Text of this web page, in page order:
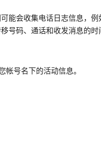
能会收集电话日志信息，例
号码、通话和收发消息的时
号名下的活动信息。